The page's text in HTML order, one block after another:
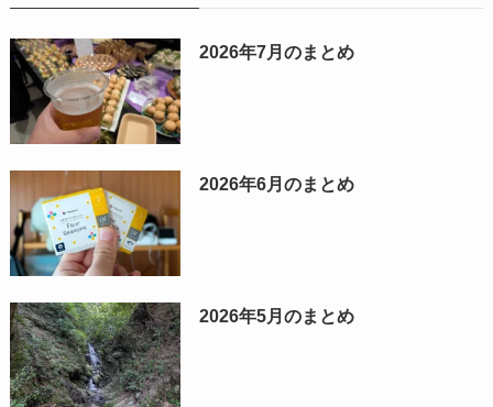
2026年7月のまとめ
2026年6月のまとめ
2026年5月のまとめ